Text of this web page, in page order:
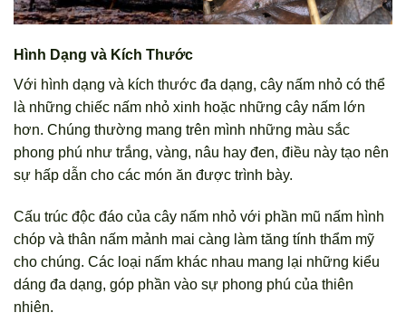
Hình Dạng và Kích Thước
Với hình dạng và kích thước đa dạng, cây nấm nhỏ có thể
là những chiếc nấm nhỏ xinh hoặc những cây nấm lớn
hơn. Chúng thường mang trên mình những màu sắc
phong phú như trắng, vàng, nâu hay đen, điều này tạo nên
sự hấp dẫn cho các món ăn được trình bày.
Cấu trúc độc đáo của cây nấm nhỏ với phần mũ nấm hình
chóp và thân nấm mảnh mai càng làm tăng tính thẩm mỹ
cho chúng. Các loại nấm khác nhau mang lại những kiểu
dáng đa dạng, góp phần vào sự phong phú của thiên
nhiên.